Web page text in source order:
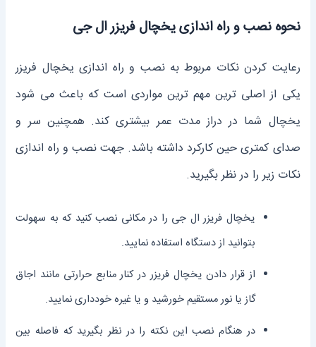
نحوه نصب و راه اندازی یخچال فریزر ال جی
رعایت کردن نکات مربوط به نصب و راه اندازی یخچال فریزر
یکی از اصلی ترین مهم ترین مواردی است که باعث می شود
یخچال شما در دراز مدت عمر بیشتری کند. همچنین سر و
صدای کمتری حین کارکرد داشته باشد. جهت نصب و راه اندازی
نکات زیر را در نظر بگیرید.
یخچال فریزر ال جی را در مکانی نصب کنید که به سهولت
بتوانید از دستگاه استفاده نمایید.
از قرار دادن یخچال فریزر در کنار منابع حرارتی مانند اجاق
گاز یا نور مستقیم خورشید و یا غیره خودداری نمایید.
در هنگام نصب این نکته را در نظر بگیرید که فاصله بین